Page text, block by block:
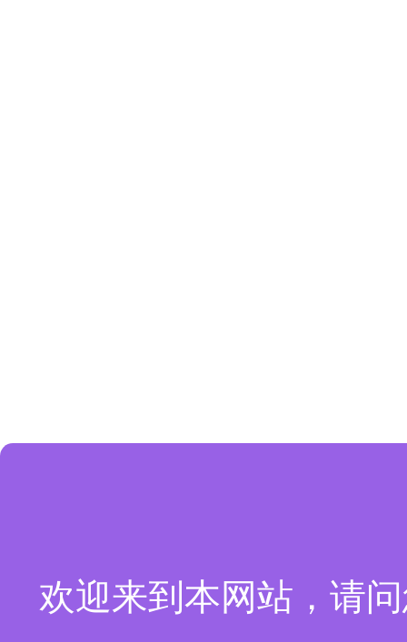
欢迎来到本网站，请